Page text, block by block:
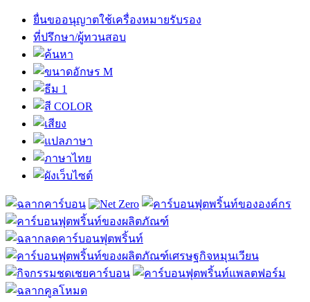
ยื่นขออนุญาตใช้เครื่องหมายรับรอง
ที่ปรึกษา/ผู้ทวนสอบ